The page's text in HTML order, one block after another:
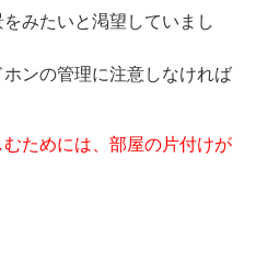
みたいと渇望していまし
ンの管理に注意しなければ
ためには、部屋の片付けが